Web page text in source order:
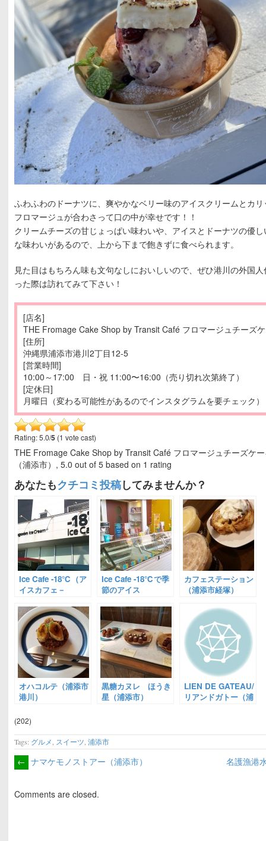
ふわふわのドーナツに、爽やかなベリー味のアイスクリームとカ
フロマージュが合わさって口の中が幸せです！！
クリームチーズの甘じょっぱい味わいや、アイスとドーナツの優
な味わいがあるので、上から下まで飽きずに食べられます。
見た目はもちろん味も文句なしにおいしいので、ぜひ港川の外国
った際は訪れてみて下さい！
[店名]
THE Fromage Cake Shop by Transit Café フロマージュチーズ
[住所]
沖縄県浦添市港川2丁目12-5
[営業時間]
10:00～17:00 日・祝 11:00〜16:00（売り切れ次第終了）
[定休日]
月曜日（変わる可能性があるのでインスタグラムを要チェック）
Rating: 5.0/5 (1 vote cast)
THE Fromage Cake Shop by Transit Café フロマージュチーズケ
（浦添市） ,5.0 out of5 based on 1 rating
あなたもクチコミ投稿してみませんか？
Ice Cafe -18℃（ア
イスカフェ－
Ice Cafe -18℃で季
節のアイス
カフェステーション
（浦添市経塚）
オハコルテ（浦添市
港川）
黒糖カヌレ ほうき
星（浦添市）
LIEN DE GATEAU/
リアンドガトー（浦
(202)
Tags: グルメ スイーツ ,浦添市
← ナマケモノストアー（浦添市） 名護漁港
Comments are closed.